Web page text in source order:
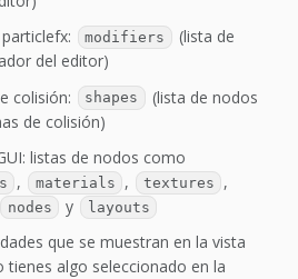
modifiers
(lista de
del editor)
colisión:
shapes
(lista de nodos
de colisión)
listas de nodos como
, materials , textures ,
nodes y layouts
que se muestran en la vista
tienes algo seleccionado en la